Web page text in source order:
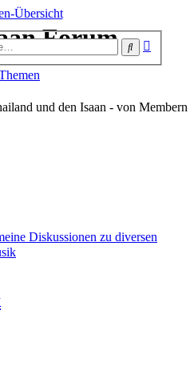
Suche
Forum -
und den Isaan - von Membern
Diskussionen zu diversen